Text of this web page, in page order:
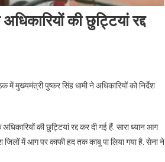
की छुट्टियां रद्द
पुष्कर सिंह धामी ने अधिकारियों को निर्देश
की छुट्टियां रद्द कर दी गई हैं. सारा ध्यान आग
में आग पर काफी हद तक काबू पा लिया गया है. सेना ने